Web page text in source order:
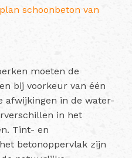
schoonbeton van
moeten de
bij voorkeur van één
afwijkingen in de water-
in het
Tint- en
betonoppervlak zijn